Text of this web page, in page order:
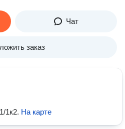
Чат
заказ
1к2. На карте